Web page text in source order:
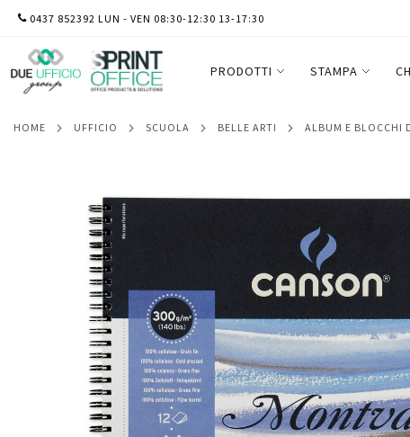
SALTA
CONTENUTO
0437 852392 LUN - VEN 08:30-12:30 13-17:30
PRODOTTI STAMPA
HOME UFFICIO SCUOLA BELLE ARTI ALBUM E BLOCCHI
Album spiralato lato corto Montval - A4
Canson